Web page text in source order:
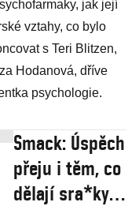
jak její
vztahy, co bylo
s Teri Blitzen,
Hodanová, dříve
psychologie.
Smack: Úspěch
přeju i těm, co
dělají sra*ky,